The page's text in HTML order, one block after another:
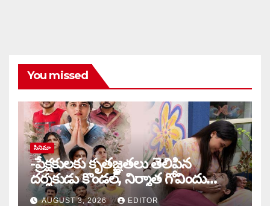
You missed
సినిమా
-ప్రేక్షకులకు కృతజ్ఞతలు తెలిపిన
దర్శకుడు కొండల్, నిర్మాత గోవిందు
కాండ్రేగుల
AUGUST 3, 2026 EDITOR